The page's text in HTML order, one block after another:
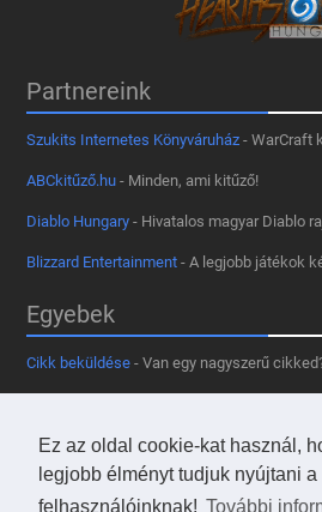
Ez az oldal cookie-kat használ,
legjobb élményt tudjuk nyújtani a
felhasználóinknak! További
Partnereink
Szukits Internetes Könyváruház - WarCraft
ABCkitűző.hu - Minden, ami kitűző!
Diablo Hungary - Hivatalos magyar Diablo
Blizzard Entertainment - A legjobb játékok
Egyebek
Cikk beküldése - Van egy nagyszerű
- Tetszik az oldal?
Kapcsolat, médiaajánlat- Lépj velünk
Használd a tooltipünket- A saját oldaladon